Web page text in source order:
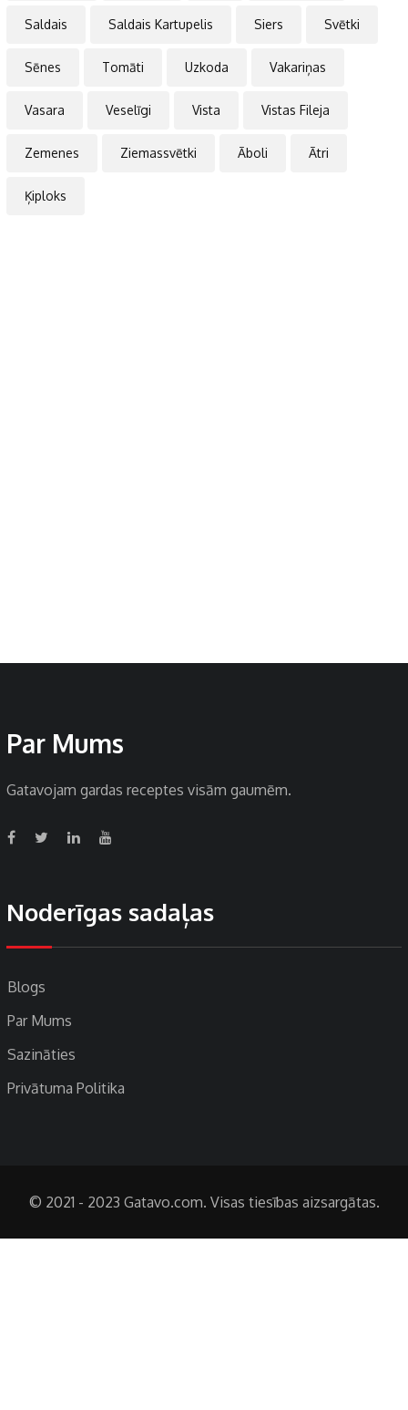
Saldais Saldais Kartupelis Siers Svētki
Sēnes Tomāti Uzkoda Vakariņas
Vasara Veselīgi Vista Vistas Fileja
Zemenes Ziemassvētki Āboli Ātri
Ķiploks
Par Mums
Gatavojam gardas receptes visām gaumēm.
Noderīgas sadaļas
Blogs
Par Mums
Sazināties
Privātuma Politika
© 2021 - 2023 Gatavo.com. Visas tiesības aizsargātas.